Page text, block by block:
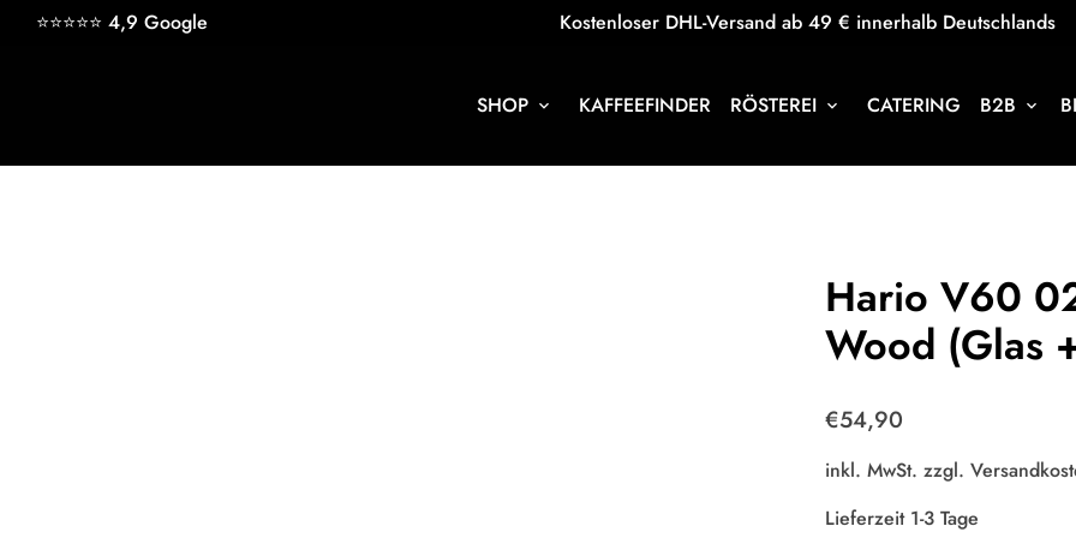
Direkt⭐⭐⭐⭐⭐ 4,9 Google Kostenloser DHL-Versand ab 49 € innerhalb Deutschlands
SHOP keyboard_arrow_down KAFFEEFINDER RÖSTEREI keyboard_arrow_down CATERING B2B keyboard_arrow_down
Hario V60
Wood (Glas
€54,90
inkl. MwSt. zzgl.
Lieferzeit 1-3 Tage